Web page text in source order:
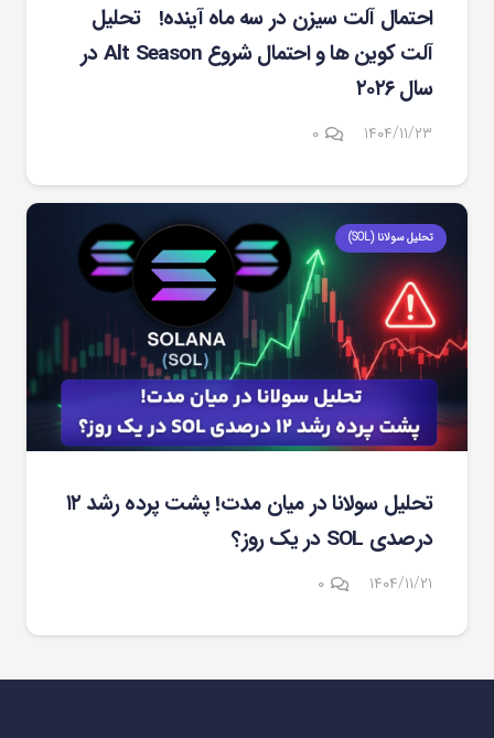
احتمال آلت سیزن در سه ماه آینده! تحلیل
آلت کوین ها و احتمال شروع Alt Season در
سال ۲۰۲۶
۱۴۰۴/۱۱/۲۳ ۰
تحلیل سولانا (SOL)
تحلیل سولانا در میان مدت! پشت پرده رشد ۱۲
درصدی SOL در یک روز؟
۱۴۰۴/۱۱/۲۱ ۰